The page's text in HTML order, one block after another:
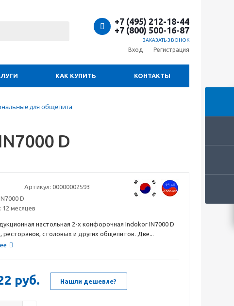
+7 (495) 212-18-44
+7 (800) 500-16-87
ЗАКАЗАТЬ ЗВОНОК
Вход Регистрация
КАК КУПИТЬ КОНТАКТЫ
для общепита
D
Артикул: 00000002593
D
12 месяцев
настольная 2-х конфорочная Indokor IN7000 D
ресторанов, столовых и других общепитов. Две...
руб. Нашли дешевле?